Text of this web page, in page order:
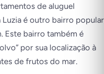
de aluguel
é outro bairro popular
Este bairro também é
por sua localização à
de frutos do mar.